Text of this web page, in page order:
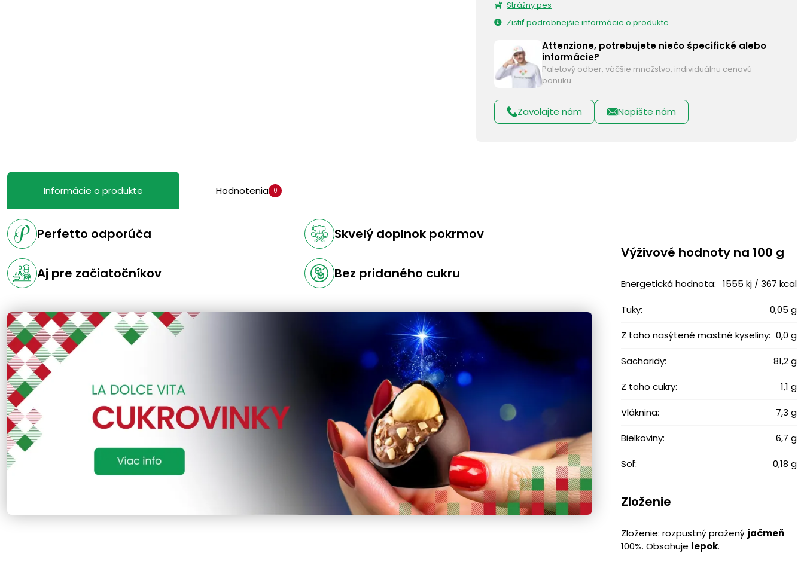
Strážny pes
Zistiť podrobnejšie informácie o produkte
Attenzione, potrebujete niečo špecifické alebo
informácie?
Paletový odber, väčšie množstvo, individuálnu cenovú
ponuku…
Zavolajte nám Napíšte nám
Informácie o produkte Hodnotenia 0
Perfetto odporúča Skvelý doplnok pokrmov
Aj pre začiatočníkov Bez pridaného cukru
Výživové ​​hodnoty na 100 g
Energetická hodnota: 1555 kj / 367 kcal
Tuky: 0,05 g
Z toho nasýtené mastné kyseliny: 0,0 g
Sacharidy: 81,2 g
Z toho cukry: 1,1 g
Vláknina: 7,3 g
Bielkoviny: 6,7 g
Soľ: 0,18 g
Zloženie
Zloženie: rozpustný pražený jačmeň
100%. Obsahuje lepok.